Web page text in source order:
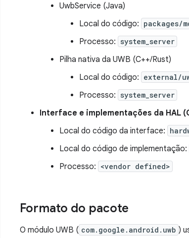
UwbService (Java)
Local do código: packages/
Processo: system_server
Pilha nativa da UWB (C++/Rust)
Local do código: external/
Processo: system_server
Interface e implementações da HAL
Local do código da interface:
Local do código de implementação:
Processo: <vendor defined>
Formato do pacote
O módulo UWB ( com.google.android.uwb )